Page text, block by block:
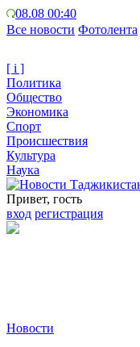
08.08 00:40
Все новости Фотолента
[ i ]
Политика
Общество
Экономика
Спорт
Происшествия
Культура
Наука
Привет, гость
вход регистрация
Новости